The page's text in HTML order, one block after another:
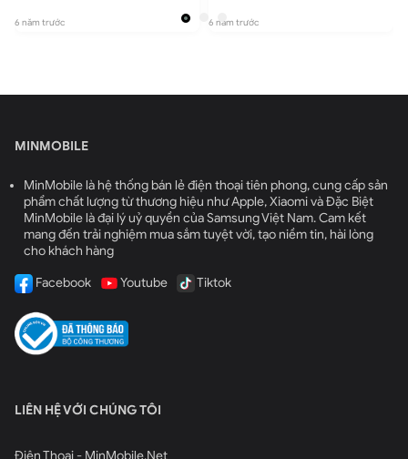
6 năm trước 6 năm trước
MINMOBILE
MinMobile là hệ thống bán lẻ điện thoại tiên phong, cung cấp sản
phẩm chất lượng từ thương hiệu như Apple, Xiaomi và Đặc Biệt
MinMobile là đại lý uỷ quyền của Samsung Việt Nam. Cam kết
mang đến trải nghiệm mua sắm tuyệt vời, tạo niềm tin, hài lòng
cho khách hàng
Facebook Youtube Tiktok
LIÊN HỆ VỚI CHÚNG TÔI